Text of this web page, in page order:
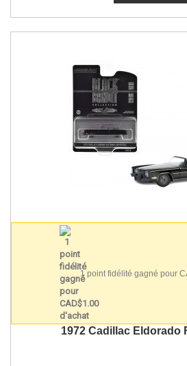
1 point fidélité gagné pour
1972 Cadillac Eldorado